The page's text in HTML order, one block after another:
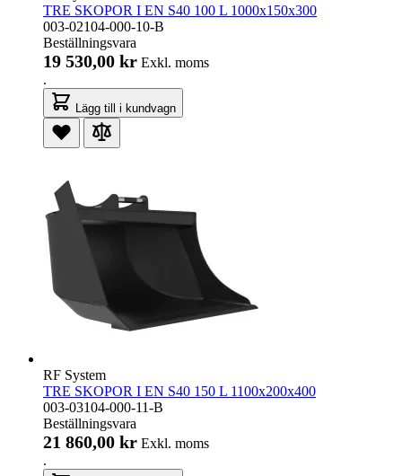
TRE SKOPOR I EN S40 100 L 1000x150x300
003-02104-000-10-B
Beställningsvara
19 530,00 kr Exkl. moms
.
Lägg till i kundvagn
RF System
TRE SKOPOR I EN S40 150 L 1100x200x400
003-03104-000-11-B
Beställningsvara
21 860,00 kr Exkl. moms
.